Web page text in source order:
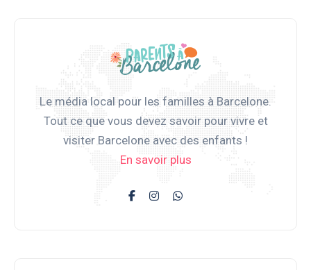
Le média local pour les familles à Barcelone.
Tout ce que vous devez savoir pour vivre et
visiter Barcelone avec des enfants !
En savoir plus